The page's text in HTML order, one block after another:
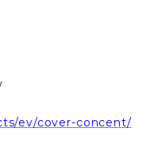
ev/cover-concent/